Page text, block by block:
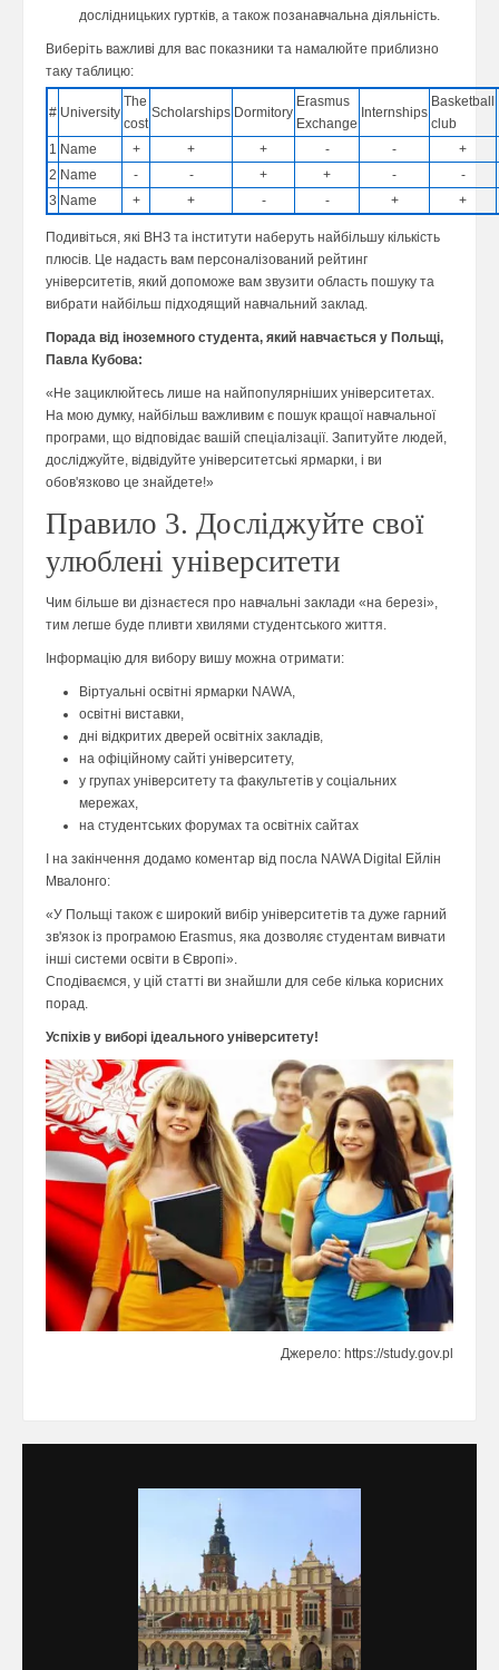
дослідницьких гуртків, а також позанавчальна діяльність.
Виберіть важливі для вас показники та намалюйте приблизно
таку таблицю:
# University
The
cost
Scholarships Dormitory
Erasmus
Exchange
Internships
Basketball
club
1 Name + + + - -
+
2 Name - - + + -
-
3 Name + + - - + +
Подивіться, які ВНЗ та інститути наберуть найбільшу кількість
плюсів. Це надасть вам персоналізований рейтинг
університетів, який допоможе вам звузити область пошуку та
вибрати найбільш підходящий навчальний заклад.
Порада від іноземного студента, який навчається у Польщі,
Павла Кубова:
«Не зациклюйтесь лише на найпопулярніших університетах.
На мою думку, найбільш важливим є пошук кращої навчальної
програми, що відповідає вашій спеціалізації. Запитуйте людей,
досліджуйте, відвідуйте університетські ярмарки, і ви
обов'язково це знайдете!»
Правило 3. Досліджуйте свої
улюблені університети
Чим більше ви дізнаєтеся про навчальні заклади «на березі»,
тим легше буде пливти хвилями студентського життя.
Інформацію для вибору вишу можна отримати:
Віртуальні освітні ярмарки NAWA,
освітні виставки,
дні відкритих дверей освітніх закладів,
на офіційному сайті університету,
у групах університету та факультетів у соціальних
мережах,
на студентських форумах та освітніх сайтах
І на закінчення додамо коментар від посла NAWA Digital Ейлін
Мвалонго:
«У Польщі також є широкий вибір університетів та дуже гарний
зв'язок із програмою Erasmus, яка дозволяє студентам вивчати
інші системи освіти в Європі».
Сподіваємся, у цій статті ви знайшли для себе кілька корисних
порад.
Успіхів у виборі ідеального університету!
Джерело: https://study.gov.pl